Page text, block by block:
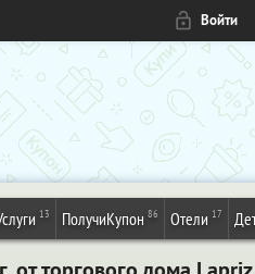
Войти
13 ПолучиКупон 86 Отели 17